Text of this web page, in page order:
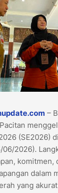
–
(SE2026)
06/2026).
komitmen,
dalam
yang